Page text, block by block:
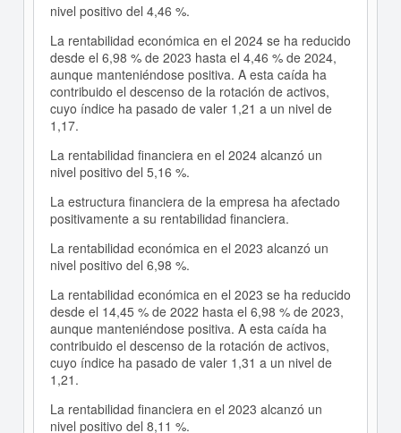
nivel positivo del 4,46 %.
La rentabilidad económica en el 2024 se ha reducido
desde el 6,98 % de 2023 hasta el 4,46 % de 2024,
aunque manteniéndose positiva. A esta caída ha
contribuido el descenso de la rotación de activos,
cuyo índice ha pasado de valer 1,21 a un nivel de
1,17.
La rentabilidad financiera en el 2024 alcanzó un
nivel positivo del 5,16 %.
La estructura financiera de la empresa ha afectado
positivamente a su rentabilidad financiera.
La rentabilidad económica en el 2023 alcanzó un
nivel positivo del 6,98 %.
La rentabilidad económica en el 2023 se ha reducido
desde el 14,45 % de 2022 hasta el 6,98 % de 2023,
aunque manteniéndose positiva. A esta caída ha
contribuido el descenso de la rotación de activos,
cuyo índice ha pasado de valer 1,31 a un nivel de
1,21.
La rentabilidad financiera en el 2023 alcanzó un
nivel positivo del 8,11 %.